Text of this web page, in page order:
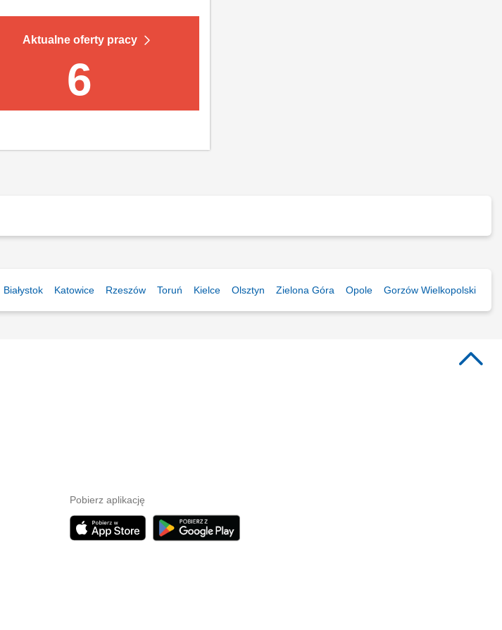
Aktualne oferty pracy
6
Białystok Katowice Rzeszów Toruń Kielce Olsztyn Zielona Góra Opole Gorzów Wielkopolski
Pobierz aplikację